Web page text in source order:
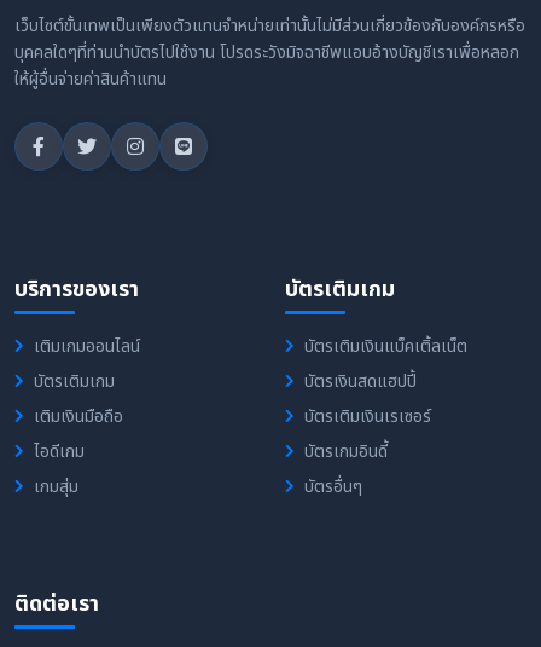
เว็บไซต์ขั้นเทพเป็นเพียงตัวแทนจำหน่ายเท่านั้นไม่มีส่วนเกี่ยวข้องกับองค์กรหรือ
บุคคลใดๆที่ท่านนำบัตรไปใช้งาน โปรดระวังมิจฉาชีพแอบอ้างบัญชีเราเพื่อหลอก
ให้ผู้อื่นจ่ายค่าสินค้าแทน
บริการของเรา
เติมเกมออนไลน์
บัตรเติมเกม
เติมเงินมือถือ
ไอดีเกม
เกมสุ่ม
บัตรเติมเกม
บัตรเติมเงินแบ็คเติ้ลเน็ต
บัตรเงินสดแฮปปี้
บัตรเติมเงินเรเซอร์
บัตรเกมอินดี้
บัตรอื่นๆ
ติดต่อเรา